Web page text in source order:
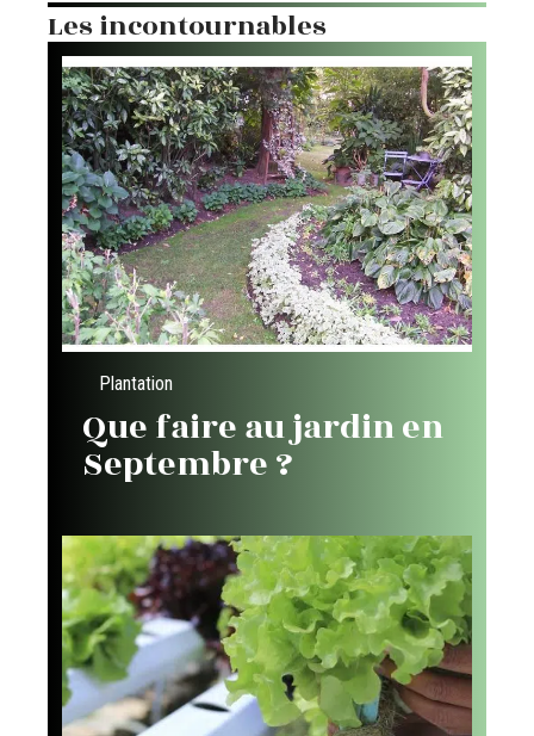
Les incontournables
Plantation
Que faire au jardin en
Septembre ?